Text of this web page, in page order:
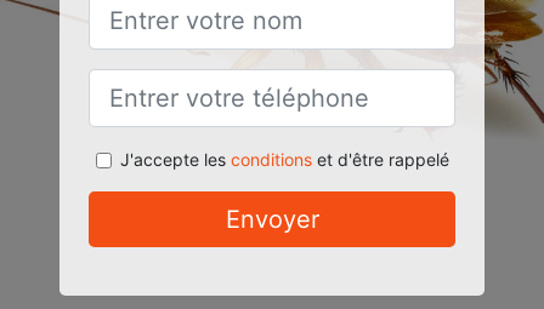
J'accepte les conditionset d'être rappelé
Envoyer